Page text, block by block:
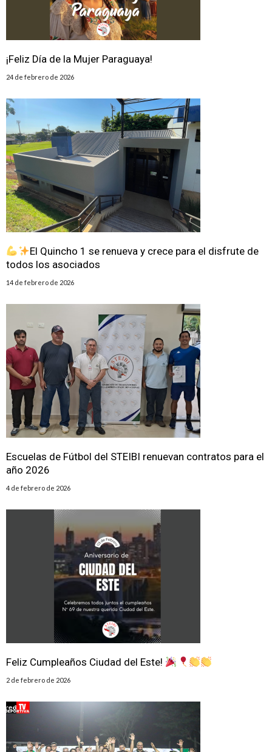
¡Feliz Día de la Mujer Paraguaya!
24 de febrero de 2026
El Quincho 1 se renueva y crece para el disfrute de
todos los asociados
14 de febrero de 2026
Escuelas de Fútbol del STEIBI renuevan contratos para el
año 2026
4 de febrero de 2026
Feliz Cumpleaños Ciudad del Este!
2 de febrero de 2026